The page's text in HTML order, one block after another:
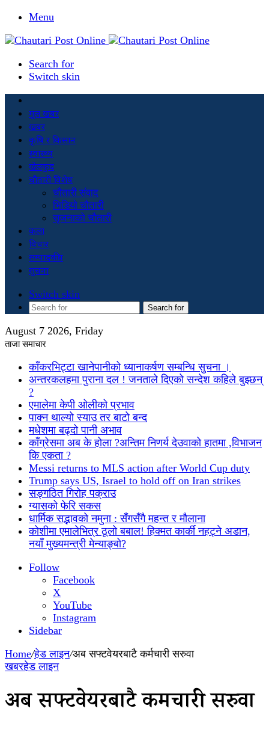
Menu
Search for
Switch skin
मूल खबर
खबर
कृषि र किसान
स्वास्थ्य
खेलकुद
चौतारी विशेष
चौतारी संवाद
भिडियो चौतारी
सृजनाको चौतारी
कला
विचार
सम्पादकीय
सुचना
Switch skin
Search for
August 7 2026, Friday
ताजा समाचार
काँकरभिट्टा खानेपानीको ध्यानाकर्षण सम्बन्धि सुचना ।
अन्तरकलहमा पुराना दल ! जनताले दिएको सन्देश कहिले बुझ्छन्
?
एमालेमा केपी ओलीको प्रभाव
पाक्न थाल्यो स्याउ तर बाटो बन्द
मधेशमा बढ्दो पानी अभाव
काँग्रेसमा अब के होला ?अन्तिम निणर्य देउवाको हातमा ,विभाजन
कि एकता ?
Messi returns to MLS action after World Cup duty
Trump says US, Israel to hold off on Iran strikes
सङ्गठित गिरोह पक्राउ
ग्यासको फेरि सकस
धार्मिक सद्भावको नमुना : सँगसँगै महन्त र मौलाना
कोशीमा एमालेभित्र ठूलो बबाल! हिक्मत कार्की नहट्ने अडान,
नयाँ मुख्यमन्त्री मेन्याङ्बो?
Follow
Facebook
X
YouTube
Instagram
Sidebar
Home/हेड लाइन/अब सफ्टवेयरबाटै कर्मचारी सरुवा
खबरहेड लाइन
अब सफ्टवेयरबाटै कर्मचारी सरुवा